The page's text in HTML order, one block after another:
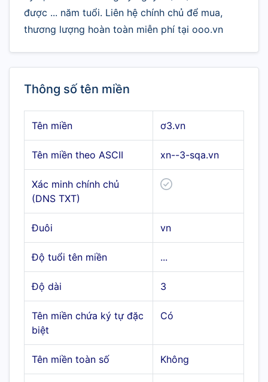
được ... năm tuổi. Liên hệ chính chủ để mua,
thương lượng hoàn toàn miễn phí tại ooo.vn
Thông số tên miền
Tên miền ơ3.vn
Tên miền theo ASCII xn--3-sqa.vn
Xác minh chính chủ
(DNS TXT)
Đuôi vn
Độ tuổi tên miền ...
Độ dài 3
Tên miền chứa ký tự đặc
biệt
Có
Tên miền toàn số Không